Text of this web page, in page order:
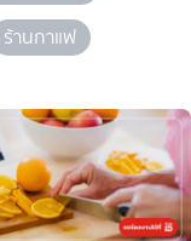
ร้านกาแฟ